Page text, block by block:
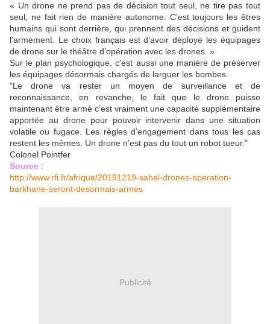
« Un drone ne prend pas de décision tout seul, ne tire pas tout
seul, ne fait rien de manière autonome. C’est toujours les êtres
humains qui sont derrière, qui prennent des décisions et guident
l’armement. Le choix français est d’avoir déployé les équipages
de drone sur le théâtre d’opération avec les drones. »
Sur le plan psychologique, c'est aussi une manière de préserver
les équipages désormais chargés de larguer les bombes.
"Le drone va rester un moyen de surveillance et de
reconnaissance, en revanche, le fait que le drone puisse
maintenant être armé c’est vraiment une capacité supplémentaire
apportée au drone pour pouvoir intervenir dans une situation
volatile ou fugace. Les règles d’engagement dans tous les cas
restent les mêmes. Un drone n’est pas du tout un robot tueur."
Colonel Pointfer
Source :
http://www.rfi.fr/afrique/20191219-sahel-drones-operation-
barkhane-seront-desormais-armes
Publicité